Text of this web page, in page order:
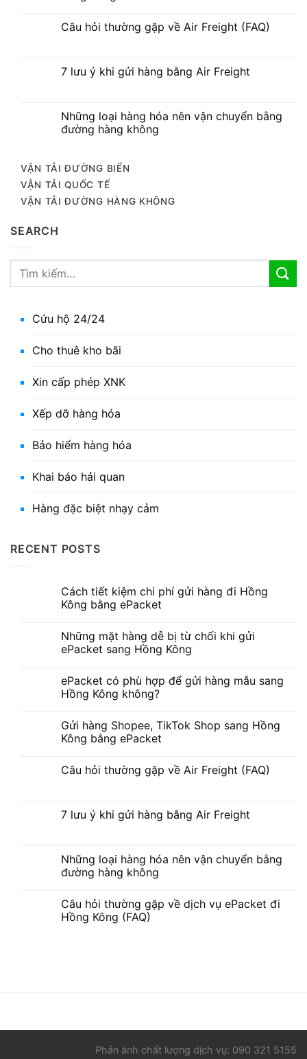
Câu hỏi thường gặp về Air Freight (FAQ)
7 lưu ý khi gửi hàng bằng Air Freight
Những loại hàng hóa nên vận chuyển bằng
đường hàng không
VẬN TẢI ĐƯỜNG BIỂN
VẬN TẢI QUỐC TẾ
VẬN TẢI ĐƯỜNG HÀNG KHÔNG
SEARCH
Cứu hộ 24/24
Cho thuê kho bãi
Xin cấp phép XNK
Xếp dỡ hàng hóa
Bảo hiểm hàng hóa
Khai báo hải quan
Hàng đặc biệt nhạy cảm
RECENT POSTS
Cách tiết kiệm chi phí gửi hàng đi Hồng
Kông bằng ePacket
Những mặt hàng dễ bị từ chối khi gửi
ePacket sang Hồng Kông
ePacket có phù hợp để gửi hàng mẫu sang
Hồng Kông không?
Gửi hàng Shopee, TikTok Shop sang Hồng
Kông bằng ePacket
Câu hỏi thường gặp về Air Freight (FAQ)
7 lưu ý khi gửi hàng bằng Air Freight
Những loại hàng hóa nên vận chuyển bằng
đường hàng không
Câu hỏi thường gặp về dịch vụ ePacket đi
Hồng Kông (FAQ)
Phản ánh chất lượng dịch vụ: 090 321 5155